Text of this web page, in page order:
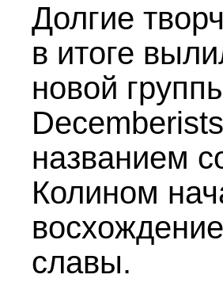
Долгие
в итоге
новой
названием
Колином
славы.